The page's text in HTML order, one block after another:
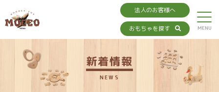
法人のお客様へ
おもちゃを探す
新着情報
NEWS